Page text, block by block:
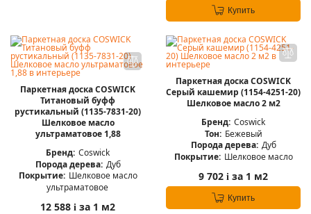
Купить
Паркетная доска COSWICK
Титановый буфф
рустикальный (1135-7831-20)
Шелковое масло
ультраматовое 1,88
Бренд: Coswick
Порода дерева: Дуб
Покрытие: Шелковое масло
ультраматовое
12 588 i за 1 м2
Паркетная доска COSWICK
Серый кашемир (1154-4251-20)
Шелковое масло 2 м2
Бренд: Coswick
Тон: Бежевый
Порода дерева: Дуб
Покрытие: Шелковое масло
9 702 i за 1 м2
Купить